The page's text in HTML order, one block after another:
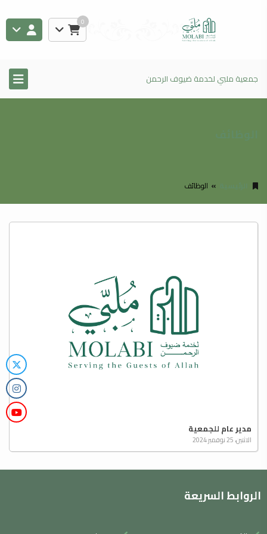
0
جمعية ملبي لخدمة ضيوف الرحمن
الوظائف
مدير عام للجمعية
الاثنين، 25 نوفمبر 2024
الروابط السريعة